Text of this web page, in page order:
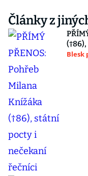
Články z
Blesk